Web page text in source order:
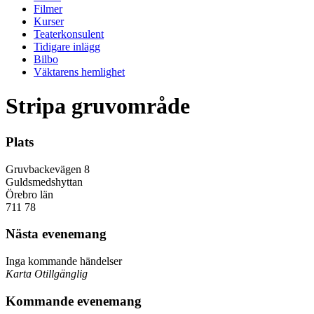
Filmer
Kurser
Teaterkonsulent
Tidigare inlägg
Bilbo
Väktarens hemlighet
Stripa gruvområde
Plats
Gruvbackevägen 8
Guldsmedshyttan
Örebro län
711 78
Nästa evenemang
Inga kommande händelser
Karta Otillgänglig
Kommande evenemang